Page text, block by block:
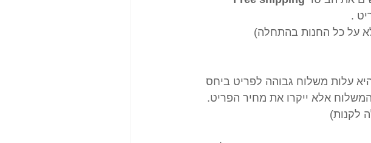
על כל החנות בהתחלה)
עלות משלוח גבוהה לפריט ביחס
אלא ייקרו את מחיר הפריט.
לקנות)